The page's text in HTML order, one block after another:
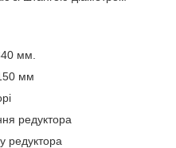
мм.
мм
редуктора
редуктора